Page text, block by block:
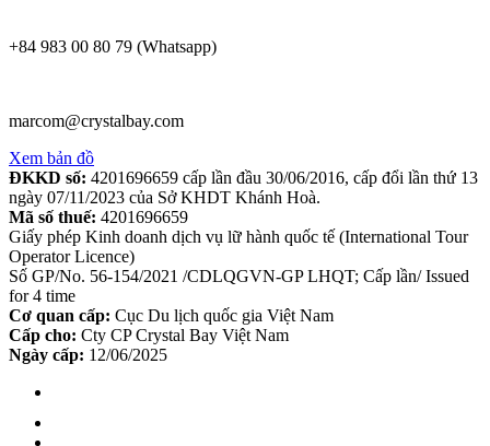
+84 983 00 80 79 (Whatsapp)
marcom@crystalbay.com
Xem bản đồ
ĐKKD số: 4201696659 cấp lần đầu 30/06/2016, cấp đổi lần thứ 13
ngày 07/11/2023 của Sở KHDT Khánh Hoà.
Mã số thuế: 4201696659
Giấy phép Kinh doanh dịch vụ lữ hành quốc tế (International Tour
Operator Licence)
Số GP/No. 56-154/2021 /CDLQGVN-GP LHQT; Cấp lần/ Issued
for 4 time
Cơ quan cấp: Cục Du lịch quốc gia Việt Nam
Cấp cho: Cty CP Crystal Bay Việt Nam
Ngày cấp: 12/06/2025